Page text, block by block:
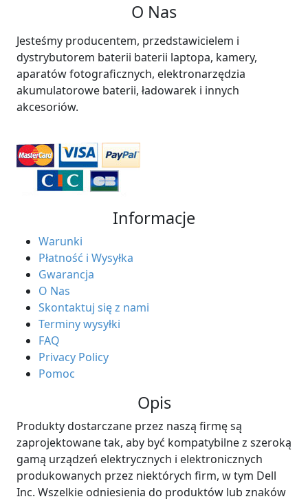
O Nas
Jesteśmy producentem, przedstawicielem i
dystrybutorem baterii baterii laptopa, kamery,
aparatów fotograficznych, elektronarzędzia
akumulatorowe baterii, ładowarek i innych
akcesoriów.
Informacje
Warunki
Płatność i Wysyłka
Gwarancja
O Nas
Skontaktuj się z nami
Terminy wysyłki
FAQ
Privacy Policy
Pomoc
Opis
Produkty dostarczane przez naszą firmę są
zaprojektowane tak, aby być kompatybilne z szeroką
gamą urządzeń elektrycznych i elektronicznych
produkowanych przez niektórych firm, w tym Dell
Inc. Wszelkie odniesienia do produktów lub znaków